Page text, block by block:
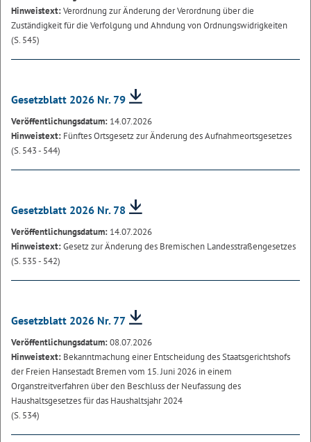
Hinweistext:Verordnung zur Änderung der Verordnung über die
Zuständigkeit für die Verfolgung und Ahndung von Ordnungswidrigkeiten
(S. 545)
Gesetzblatt 2026 Nr. 79
Veröffentlichungsdatum: 14.07.2026
Hinweistext: Fünftes Ortsgesetz zur Änderung des Aufnahmeortsgesetzes
(S. 543 - 544)
Gesetzblatt 2026 Nr. 78
Veröffentlichungsdatum: 14.07.2026
Hinweistext:Gesetz zur Änderung des Bremischen Landesstraßengesetzes
(S. 535 - 542)
Gesetzblatt 2026 Nr. 77
Veröffentlichungsdatum:08.07.2026
Hinweistext: Bekanntmachung einer Entscheidung des Staatsgerichtshofs
der Freien Hansestadt Bremen vom 15. Juni 2026 in einem
Organstreitverfahren über den Beschluss der Neufassung des
Haushaltsgesetzes für das Haushaltsjahr 2024
(S. 534)